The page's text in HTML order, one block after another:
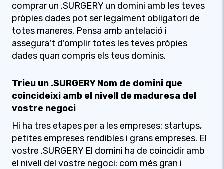
comprar un .SURGERY un domini amb les teves
pròpies dades pot ser legalment obligatori de
totes maneres. Pensa amb antelació i
assegura't d'omplir totes les teves pròpies
dades quan compris els teus dominis.
Trieu un .SURGERY Nom de domini que
coincideixi amb el nivell de maduresa del
vostre negoci
Hi ha tres etapes per a les empreses: startups,
petites empreses rendibles i grans empreses. El
vostre .SURGERY El domini ha de coincidir amb
el nivell del vostre negoci: com més gran i